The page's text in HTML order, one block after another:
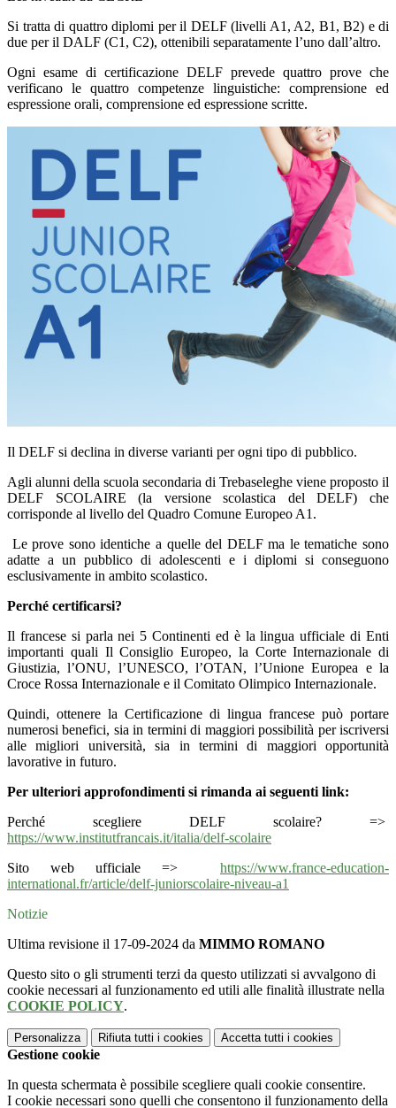
Si tratta di quattro diplomi per il DELF (livelli A1, A2, B1, B2) e di
due per il DALF (C1, C2), ottenibili separatamente l’uno dall’altro.
Ogni esame di certificazione DELF prevede quattro prove che
verificano le quattro competenze linguistiche: comprensione ed
espressione orali, comprensione ed espressione scritte.
Il DELF si declina in diverse varianti per ogni tipo di pubblico.
Agli alunni della scuola secondaria di Trebaseleghe viene proposto il
DELF SCOLAIRE (la versione scolastica del DELF) che
corrisponde al livello del Quadro Comune Europeo A1.
Le prove sono identiche a quelle del DELF ma le tematiche sono
adatte a un pubblico di adolescenti e i diplomi si conseguono
esclusivamente in ambito scolastico.
Perché certificarsi?
Il francese si parla nei 5 Continenti ed è la lingua ufficiale di Enti
importanti quali Il Consiglio Europeo, la Corte Internazionale di
Giustizia, l’ONU, l’UNESCO, l’OTAN, l’Unione Europea e la
Croce Rossa Internazionale e il Comitato Olimpico Internazionale.
Quindi, ottenere la Certificazione di lingua francese può portare
numerosi benefici, sia in termini di maggiori possibilità per iscriversi
alle migliori università, sia in termini di maggiori opportunità
lavorative in futuro.
Per ulteriori approfondimenti si rimanda ai seguenti link:
Perché scegliere DELF scolaire? =>
https://www.institutfrancais.it/italia/delf-scolaire
Sito web ufficiale => https://www.france-education-
international.fr/article/delf-juniorscolaire-niveau-a1
Notizie
Ultima revisione il 17-09-2024 da MIMMO ROMANO
Questo sito o gli strumenti terzi da questo utilizzati si avvalgono di
cookie necessari al funzionamento ed utili alle finalità illustrate nella
COOKIE POLICY.
Personalizza Rifiuta tutti i cookies Accetta tutti i cookies
Gestione cookie
In questa schermata è possibile scegliere quali cookie consentire.
I cookie necessari sono quelli che consentono il funzionamento della